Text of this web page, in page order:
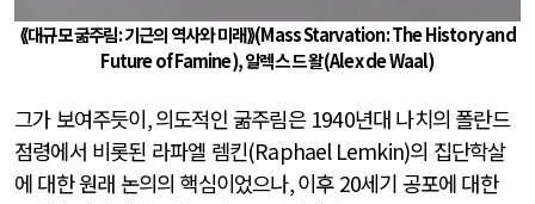
⟪대규모 굶주림:기근의 역사와 미래⟫(MassStarvation: The History and
Future of Famine),알렉스 드 왈(Alex de Waal)
그가 보여주듯이,의도적인 굶주림은 1940년대 나치의 폴란드
점령에서 비롯된 라파엘 렘킨(Raphael Lemkin)의 집단학살
에 대한 원래 논의의 핵심이었으나,이후 20세기 공포에 대한